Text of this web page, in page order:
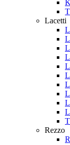
Lacetti
Rezzo